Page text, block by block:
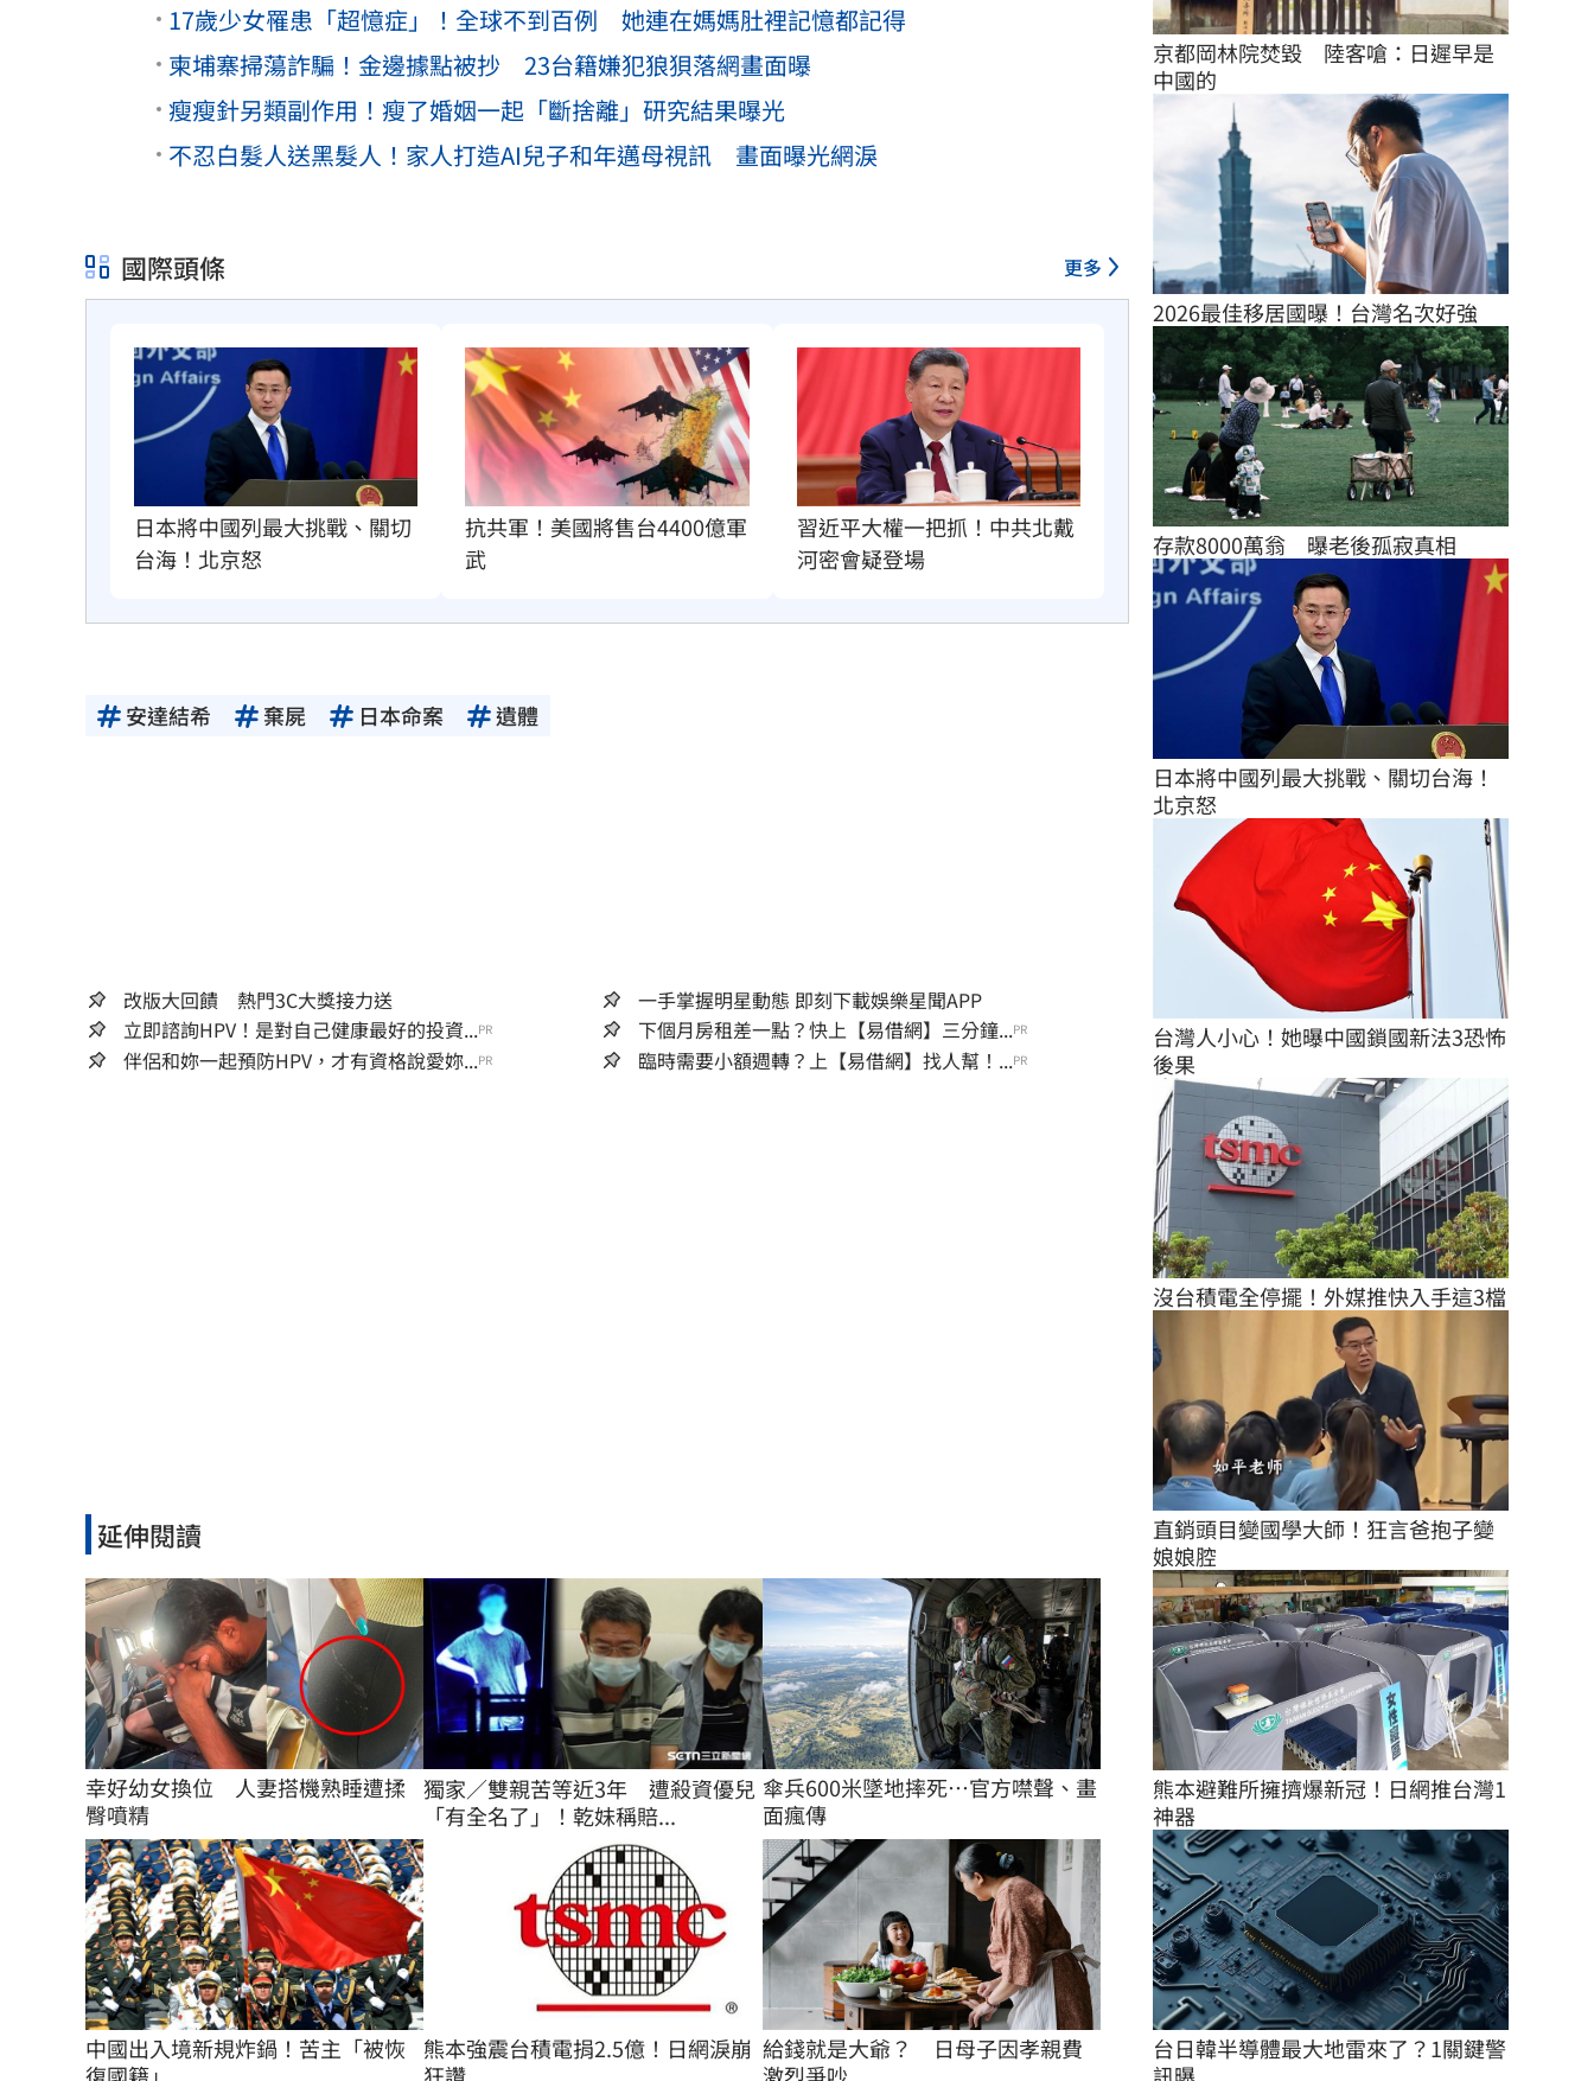
17歲少女罹患「超憶症」！全球不到百例 她連在媽媽肚裡記憶都記得
柬埔寨掃蕩詐騙！金邊據點被抄 23台籍嫌犯狼狽落網畫面曝
瘦瘦針另類副作用！瘦了婚姻一起「斷捨離」研究結果曝光
不忍白髮人送黑髮人！家人打造AI兒子和年邁母視訊 畫面曝光網淚
國際頭條 更多
日本將中國列最大挑戰、關切
台海！北京怒
抗共軍！美國將售台4400億軍
武
習近平大權一把抓！中共北戴
河密會疑登場
安達結希 棄屍 日本命案 遺體
改版大回饋 熱門3C大獎接力送
一手掌握明星動態 即刻下載娛樂星聞APP
立即諮詢HPV！是對自己健康最好的投資...PR 下個月房租差一點？快上【易借網】三分鐘...PR
伴侶和妳一起預防HPV，才有資格說愛妳...PR 臨時需要小額週轉？上【易借網】找人幫！...PR
延伸閱讀
幸好幼女換位　人妻搭機熟睡遭揉
臀噴精
獨家／雙親苦等近3年 遭殺資優兒
「有全名了」！乾妹稱賠...
傘兵600米墜地摔死…官方噤聲、畫
面瘋傳
中國出入境新規炸鍋！苦主「被恢
熊本強震台積電捐2.5億！日網淚崩
狂讚
給錢就是大爺？　日母子因孝親費
京都岡林院焚毀　陸客嗆：日遲早是
中國的
2026最佳移居國曝！台灣名次好強
存款8000萬翁　曝老後孤寂真相
日本將中國列最大挑戰、關切台海！
北京怒
台灣人小心！她曝中國鎖國新法3恐怖
後果
沒台積電全停擺！外媒推快入手這3檔
直銷頭目變國學大師！狂言爸抱子變
娘娘腔
熊本避難所擁擠爆新冠！日網推台灣1
神器
台日韓半導體最大地雷來了？1關鍵警